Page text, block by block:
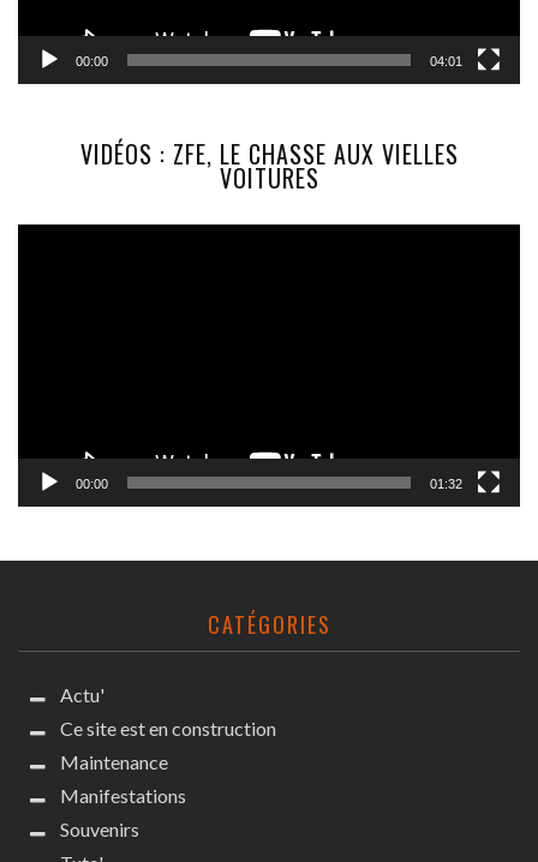
00:00 04:01
VIDÉOS : ZFE, LE CHASSE AUX VIELLES
VOITURES
00:00 01:32
CATÉGORIES
Actu'
Ce site est en construction
Maintenance
Manifestations
Souvenirs